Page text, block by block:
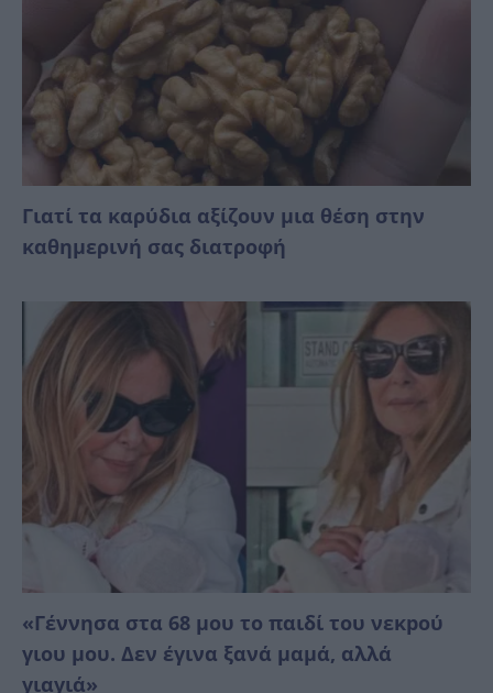
Γιατί τα καρύδια αξίζουν μια θέση στην
καθημερινή σας διατροφή
«Γέννησα στα 68 μου το παιδί του νεκpού
γιου μου. Δεν έγινα ξανά μαμά, αλλά
γιαγιά»